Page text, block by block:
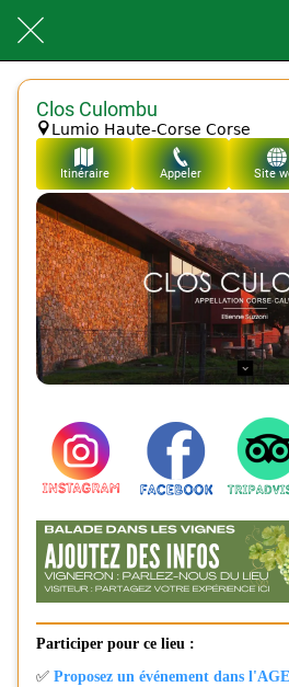
Clos Culombu
Lumio Haute-Corse Corse
Itinéraire Appeler Site
Participer pour ce lieu :
✅ Proposez un événement dans